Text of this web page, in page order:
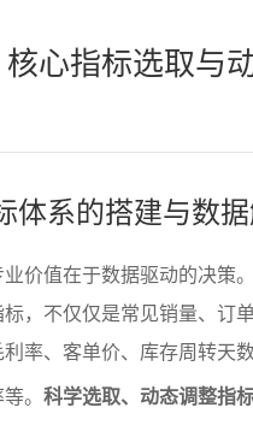
心指标选取与
体系的搭建与数
价值在于数据驱动的决策
，不仅仅是常见销量、订
率、客单价、库存周转天
。 科学选取、动态调整指